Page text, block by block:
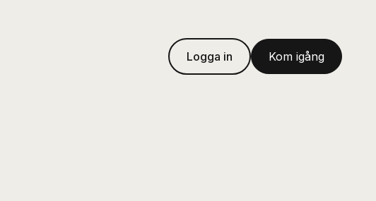
Logga in Kom igång